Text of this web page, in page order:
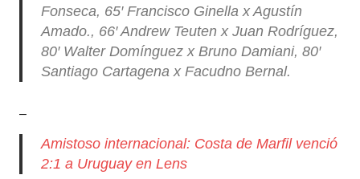
Fonseca, 65′ Francisco Ginella x Agustín
Amado., 66′ Andrew Teuten x Juan Rodríguez,
80′ Walter Domínguez x Bruno Damiani, 80′
Santiago Cartagena x Facudno Bernal.
–
Amistoso internacional: Costa de Marfil venció
2:1 a Uruguay en Lens